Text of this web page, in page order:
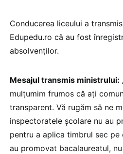
Conducerea liceului a
Edupedu.ro că au fost
absolvenților.
Mesajul transmis ministrului:
mulțumim frumos că ați
transparent. Vă rugăm să ne
inspectoratele școlare nu au
pentru a aplica timbrul sec
au promovat bacalaureatul,